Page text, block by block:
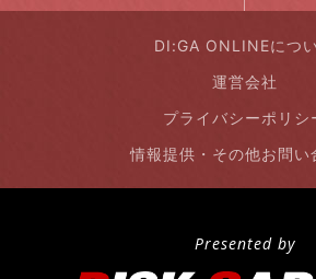
DI:GA ONLINEにつ
運営会社
プライバシーポリシ
情報提供・その他お問い
Presented by